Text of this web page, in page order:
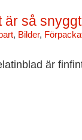
är så snyggt
, Bilder,
är